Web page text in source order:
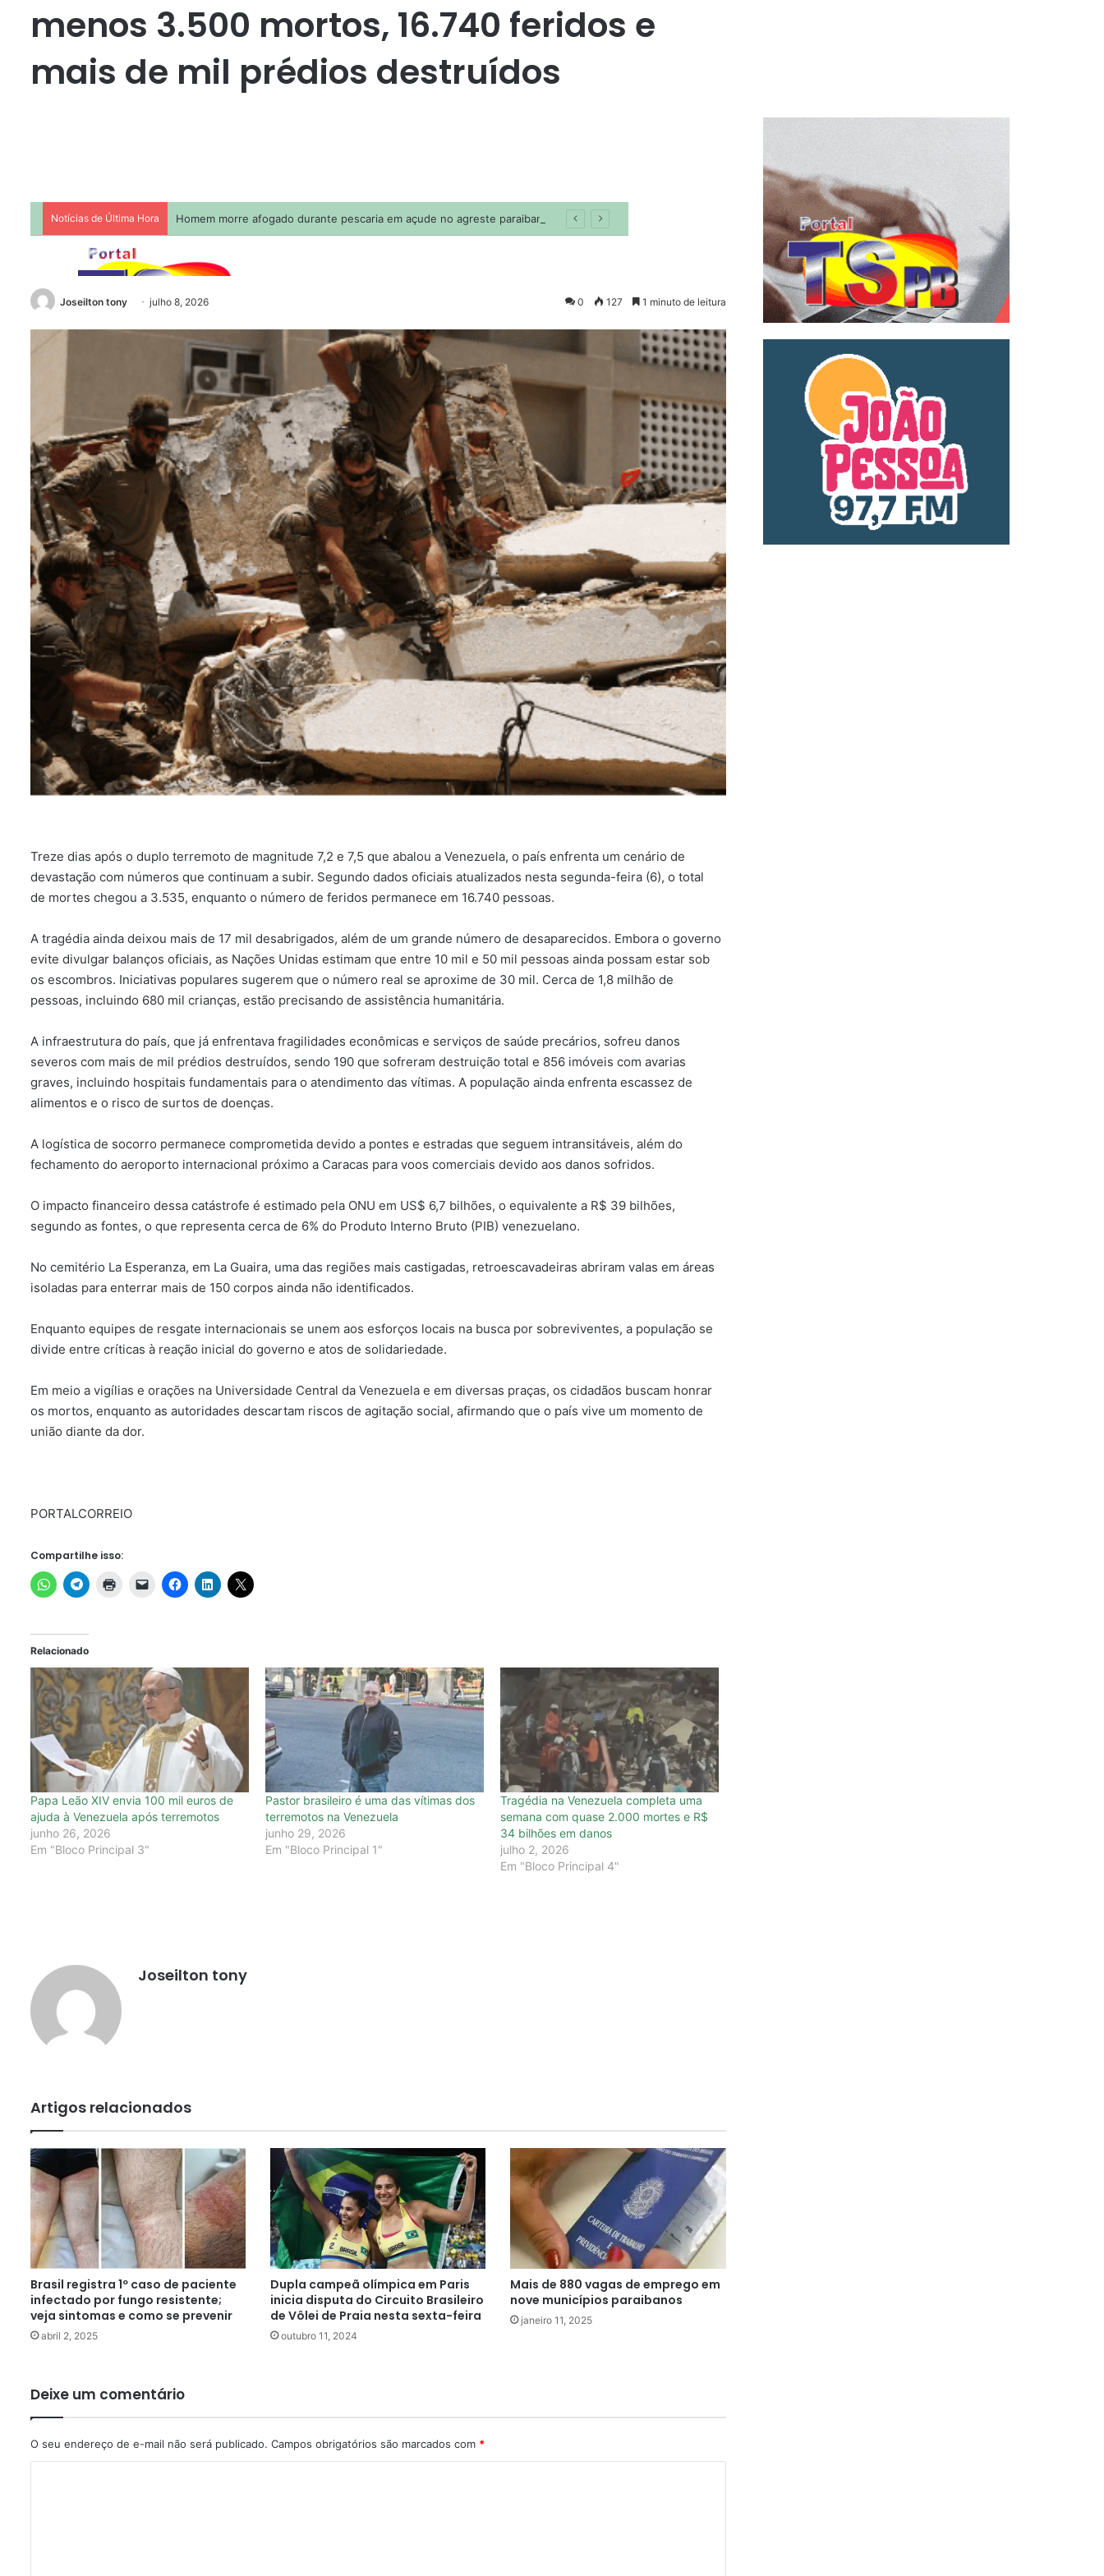
menos 3.500 mortos, 16.740 feridos e
mais de mil prédios destruídos
Joseilton tony julho 8, 2026 0 127 1 minuto de leitura
Treze dias após o duplo terremoto de magnitude 7,2 e 7,5 que abalou a Venezuela, o país enfrenta um cenário de
devastação com números que continuam a subir. Segundo dados oficiais atualizados nesta segunda-feira (6), o total
de mortes chegou a 3.535, enquanto o número de feridos permanece em 16.740 pessoas.
A tragédia ainda deixou mais de 17 mil desabrigados, além de um grande número de desaparecidos. Embora o governo
evite divulgar balanços oficiais, as Nações Unidas estimam que entre 10 mil e 50 mil pessoas ainda possam estar sob
os escombros. Iniciativas populares sugerem que o número real se aproxime de 30 mil. Cerca de 1,8 milhão de
pessoas, incluindo 680 mil crianças, estão precisando de assistência humanitária.
A infraestrutura do país, que já enfrentava fragilidades econômicas e serviços de saúde precários, sofreu danos
severos com mais de mil prédios destruídos, sendo 190 que sofreram destruição total e 856 imóveis com avarias
graves, incluindo hospitais fundamentais para o atendimento das vítimas. A população ainda enfrenta escassez de
alimentos e o risco de surtos de doenças.
A logística de socorro permanece comprometida devido a pontes e estradas que seguem intransitáveis, além do
fechamento do aeroporto internacional próximo a Caracas para voos comerciais devido aos danos sofridos.
O impacto financeiro dessa catástrofe é estimado pela ONU em US$ 6,7 bilhões, o equivalente a R$ 39 bilhões,
segundo as fontes, o que representa cerca de 6% do Produto Interno Bruto (PIB) venezuelano.
No cemitério La Esperanza, em La Guaira, uma das regiões mais castigadas, retroescavadeiras abriram valas em áreas
isoladas para enterrar mais de 150 corpos ainda não identificados.
Enquanto equipes de resgate internacionais se unem aos esforços locais na busca por sobreviventes, a população se
divide entre críticas à reação inicial do governo e atos de solidariedade.
Em meio a vigílias e orações na Universidade Central da Venezuela e em diversas praças, os cidadãos buscam honrar
os mortos, enquanto as autoridades descartam riscos de agitação social, afirmando que o país vive um momento de
união diante da dor.
PORTALCORREIO
Compartilhe isso:
Relacionado
Papa Leão XIV envia 100 mil euros de
ajuda à Venezuela após terremotos
junho 26, 2026
Em "Bloco Principal 3"
Pastor brasileiro é uma das vítimas dos
terremotos na Venezuela
junho 29, 2026
Em "Bloco Principal 1"
Tragédia na Venezuela completa uma
semana com quase 2.000 mortes e R$
34 bilhões em danos
julho 2, 2026
Em "Bloco Principal 4"
Joseilton tony
Artigos relacionados
Brasil registra 1º caso de paciente
infectado por fungo resistente;
veja sintomas e como se prevenir
abril 2, 2025
Dupla campeã olímpica em Paris
inicia disputa do Circuito Brasileiro
de Vôlei de Praia nesta sexta-feira
outubro 11, 2024
Mais de 880 vagas de emprego em
nove municípios paraibanos
janeiro 11, 2025
Deixe um comentário
O seu endereço de e-mail não será publicado. Campos obrigatórios são marcados com *